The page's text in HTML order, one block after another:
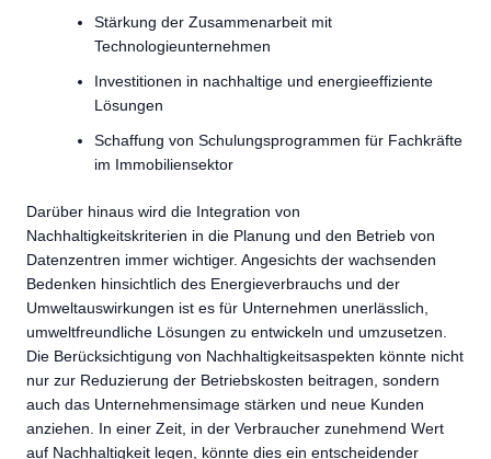
Stärkung der Zusammenarbeit mit
Technologieunternehmen
Investitionen in nachhaltige und energieeffiziente
Lösungen
Schaffung von Schulungsprogrammen für Fachkräfte
im Immobiliensektor
Darüber hinaus wird die Integration von
Nachhaltigkeitskriterien in die Planung und den Betrieb von
Datenzentren immer wichtiger. Angesichts der wachsenden
Bedenken hinsichtlich des Energieverbrauchs und der
Umweltauswirkungen ist es für Unternehmen unerlässlich,
umweltfreundliche Lösungen zu entwickeln und umzusetzen.
Die Berücksichtigung von Nachhaltigkeitsaspekten könnte nicht
nur zur Reduzierung der Betriebskosten beitragen, sondern
auch das Unternehmensimage stärken und neue Kunden
anziehen. In einer Zeit, in der Verbraucher zunehmend Wert
auf Nachhaltigkeit legen, könnte dies ein entscheidender